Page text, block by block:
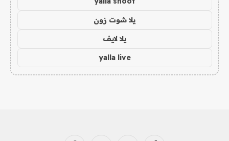
يلا شوت زون
يلا لايف
yalla live